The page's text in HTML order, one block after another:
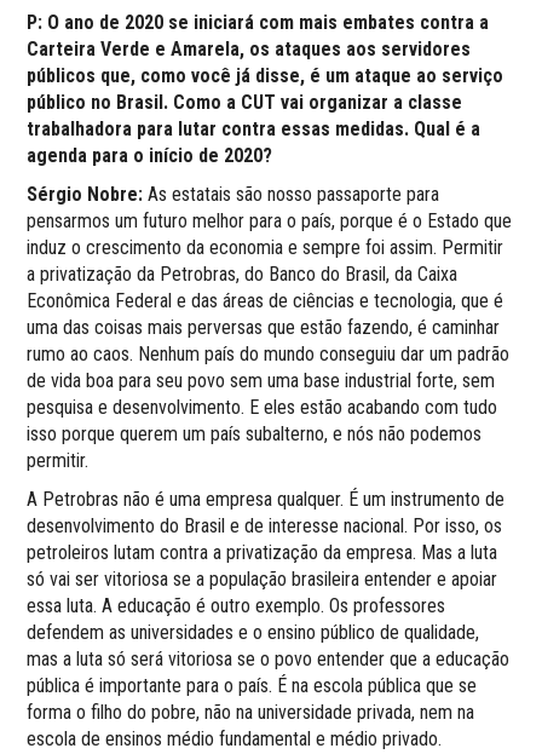
P: O ano de 2020 se iniciará com mais embates contra a
Carteira Verde e Amarela, os ataques aos servidores
públicos que, como você já disse, é um ataque ao serviço
público no Brasil. Como a CUT vai organizar a classe
trabalhadora para lutar contra essas medidas. Qual é a
agenda para o início de 2020?
Sérgio Nobre: As estatais são nosso passaporte para
pensarmos um futuro melhor para o país, porque é o Estado que
induz o crescimento da economia e sempre foi assim. Permitir
a privatização da Petrobras, do Banco do Brasil, da Caixa
Econômica Federal e das áreas de ciências e tecnologia, que é
uma das coisas mais perversas que estão fazendo, é caminhar
rumo ao caos. Nenhum país do mundo conseguiu dar um padrão
de vida boa para seu povo sem uma base industrial forte, sem
pesquisa e desenvolvimento. E eles estão acabando com tudo
isso porque querem um país subalterno, e nós não podemos
permitir.
A Petrobras não é uma empresa qualquer. É um instrumento de
desenvolvimento do Brasil e de interesse nacional. Por isso, os
petroleiros lutam contra a privatização da empresa. Mas a luta
só vai ser vitoriosa se a população brasileira entender e apoiar
essa luta. A educação é outro exemplo. Os professores
defendem as universidades e o ensino público de qualidade,
mas a luta só será vitoriosa se o povo entender que a educação
pública é importante para o país. É na escola pública que se
forma o filho do pobre, não na universidade privada, nem na
escola de ensinos médio fundamental e médio privado.